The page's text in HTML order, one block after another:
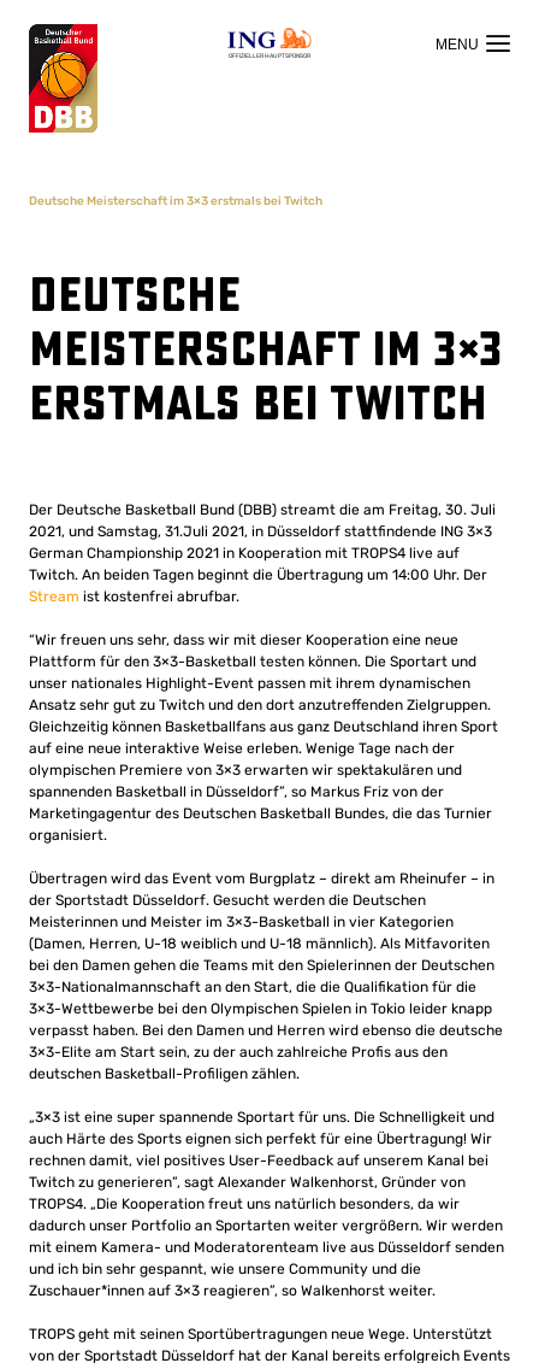
OFFIZIELLER HAUPTSPONSOR
Deutsche Meisterschaft im 3×3 erstmals bei Twitch
Deutsche
Meisterschaft im 3×3
erstmals bei Twitch
Der Deutsche Basketball Bund (DBB) streamt die am Freitag, 30. Juli
2021, und Samstag, 31.Juli 2021, in Düsseldorf stattfindende ING 3×3
German Championship 2021 in Kooperation mit TROPS4 live auf
Twitch. An beiden Tagen beginnt die Übertragung um 14:00 Uhr. Der
Stream ist kostenfrei abrufbar.
“Wir freuen uns sehr, dass wir mit dieser Kooperation eine neue
Plattform für den 3×3-Basketball testen können. Die Sportart und
unser nationales Highlight-Event passen mit ihrem dynamischen
Ansatz sehr gut zu Twitch und den dort anzutreffenden Zielgruppen.
Gleichzeitig können Basketballfans aus ganz Deutschland ihren Sport
auf eine neue interaktive Weise erleben. Wenige Tage nach der
olympischen Premiere von 3×3 erwarten wir spektakulären und
spannenden Basketball in Düsseldorf”, so Markus Friz von der
Marketingagentur des Deutschen Basketball Bundes, die das Turnier
organisiert.
Übertragen wird das Event vom Burgplatz – direkt am Rheinufer – in
der Sportstadt Düsseldorf. Gesucht werden die Deutschen
Meisterinnen und Meister im 3×3-Basketball in vier Kategorien
(Damen, Herren, U-18 weiblich und U-18 männlich). Als Mitfavoriten
bei den Damen gehen die Teams mit den Spielerinnen der Deutschen
3×3-Nationalmannschaft an den Start, die die Qualifikation für die
3×3-Wettbewerbe bei den Olympischen Spielen in Tokio leider knapp
verpasst haben. Bei den Damen und Herren wird ebenso die deutsche
3×3-Elite am Start sein, zu der auch zahlreiche Profis aus den
deutschen Basketball-Profiligen zählen.
„3×3 ist eine super spannende Sportart für uns. Die Schnelligkeit und
auch Härte des Sports eignen sich perfekt für eine Übertragung! Wir
rechnen damit, viel positives User-Feedback auf unserem Kanal bei
Twitch zu generieren”, sagt Alexander Walkenhorst, Gründer von
TROPS4. „Die Kooperation freut uns natürlich besonders, da wir
dadurch unser Portfolio an Sportarten weiter vergrößern. Wir werden
mit einem Kamera- und Moderatorenteam live aus Düsseldorf senden
und ich bin sehr gespannt, wie unsere Community und die
Zuschauer*innen auf 3×3 reagieren”, so Walkenhorst weiter.
TROPS geht mit seinen Sportübertragungen neue Wege. Unterstützt
von der Sportstadt Düsseldorf hat der Kanal bereits erfolgreich Events